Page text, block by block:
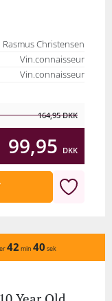
Christensen
Vin.connaisseur
Vin.connaisseur
164,95DKK
99,95 DKK
42 min 40 sek